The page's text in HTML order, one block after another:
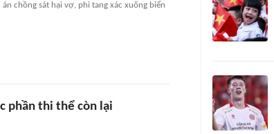
chồng sát hại vợ, phi tang xác xuống biển
phần thi thể còn lại